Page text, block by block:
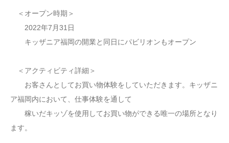
＜オープン時期＞
2022年7月31日
キッザニア福岡の開業と同日にパビリオンもオープン
＜アクティビティ詳細＞
お客さんとしてお買い物体験をしていただきます。キッザニ
ア福岡内において、仕事体験を通して
稼いだキッゾを使用してお買い物ができる唯一の場所となり
ます。